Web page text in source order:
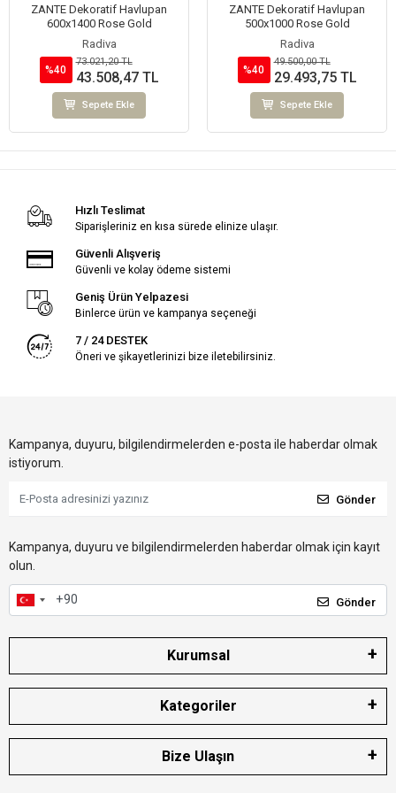
ZANTE Dekoratif Havlupan
600x1400 Rose Gold
Radiva
%40
73.021,20 TL
43.508,47 TL
Sepete Ekle
ZANTE Dekoratif Havlupan
500x1000 Rose Gold
Radiva
%40
49.500,00 TL
29.493,75 TL
Sepete Ekle
Hızlı Teslimat
Siparişleriniz en kısa sürede elinize ulaşır.
Güvenli Alışveriş
Güvenli ve kolay ödeme sistemi
Geniş Ürün Yelpazesi
Binlerce ürün ve kampanya seçeneği
7 / 24 DESTEK
Öneri ve şikayetlerinizi bize iletebilirsiniz.
Kampanya, duyuru, bilgilendirmelerden e-posta ile haberdar olmak
istiyorum.
Gönder
Kampanya, duyuru ve bilgilendirmelerden haberdar olmak için kayıt
olun.
Gönder
Kurumsal
Kategoriler
Bize Ulaşın